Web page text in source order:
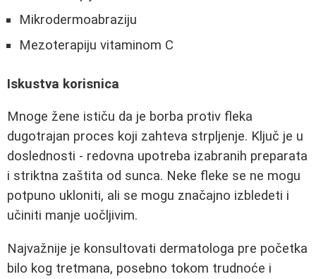
Mikrodermoabraziju
Mezoterapiju vitaminom C
Iskustva korisnica
Mnoge žene ističu da je borba protiv fleka
dugotrajan proces koji zahteva strpljenje. Ključ je u
doslednosti - redovna upotreba izabranih preparata
i striktna zaštita od sunca. Neke fleke se ne mogu
potpuno ukloniti, ali se mogu značajno izbledeti i
učiniti manje uočljivim.
Najvažnije je konsultovati dermatologa pre početka
bilo kog tretmana, posebno tokom trudnoće i